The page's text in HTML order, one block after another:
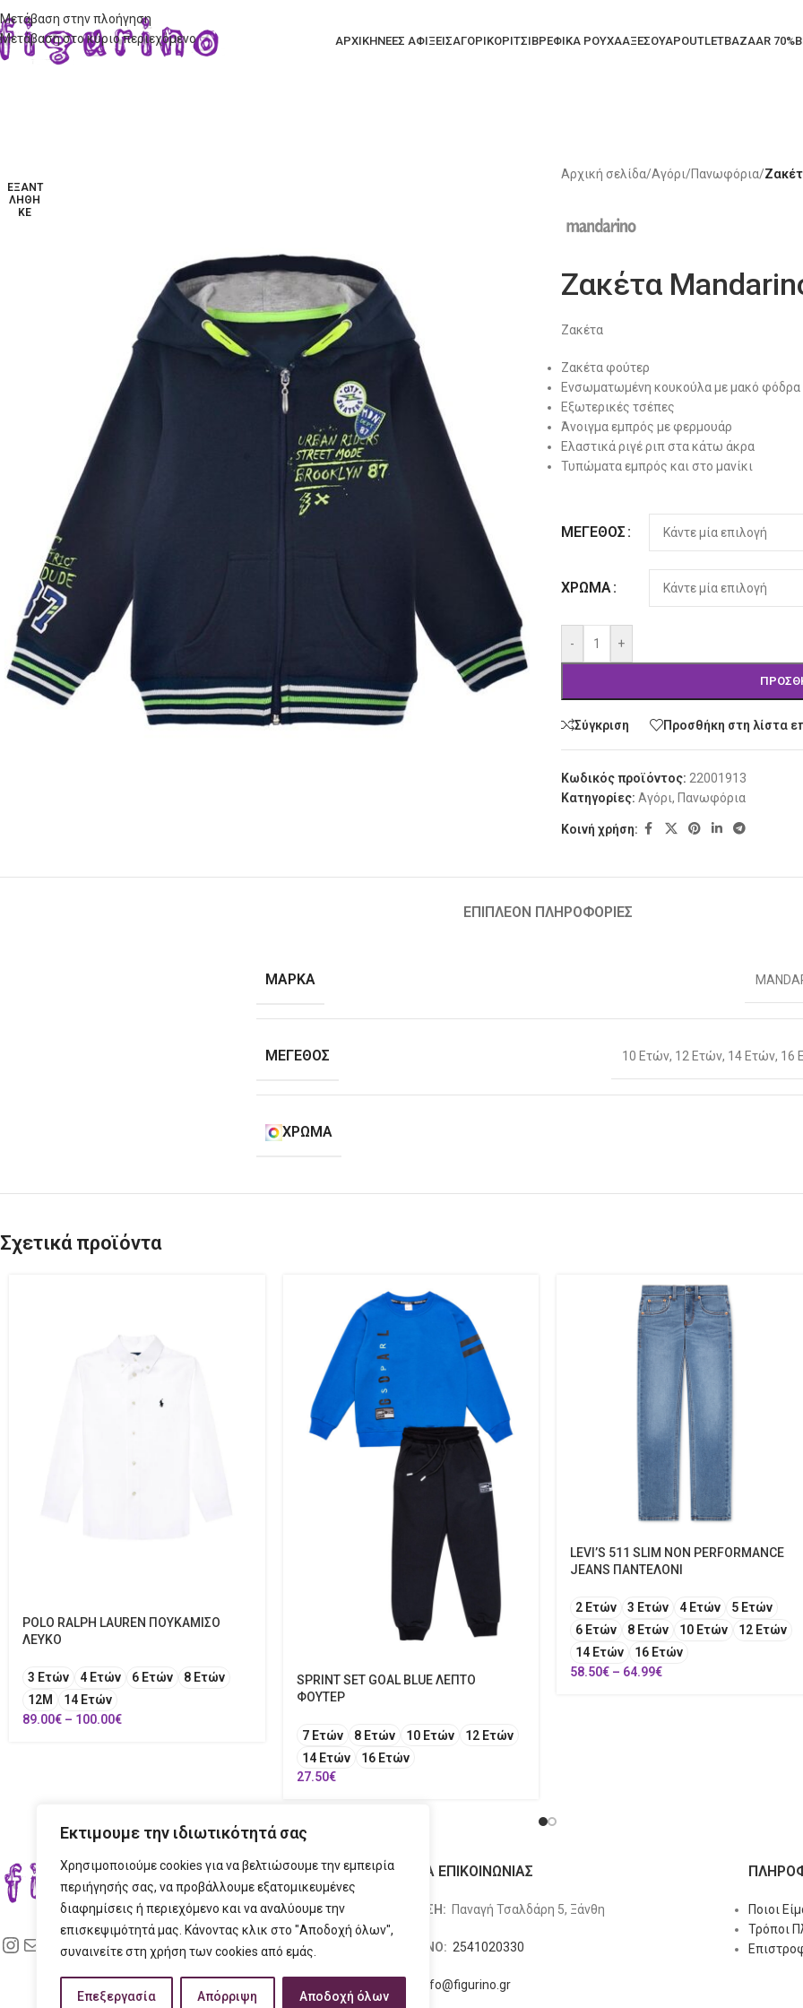
Εκτιμουμε την ιδιωτικότητά σας
Χρησιμοποιούμε cookies για να βελτιώσουμε την εμπειρία
περιήγησής σας, να προβάλλουμε εξατομικευμένες
διαφημίσεις ή περιεχόμενο και να αναλύουμε την
επισκεψιμότητά μας. Κάνοντας κλικ στο "Αποδοχή όλων",
συναινείτε στη χρήση των cookies από εμάς.
Επεξεργασία Απόρριψη Αποδοχή όλων
Μετάβαση στην πλοήγηση
Μετάβαση στο κύριο περιεχόμενο
ΑΡΧΙΚΗΝΕΕΣ ΑΦΙΞΕΙΣΑΓΟΡΙΚΟΡΙΤΣΙΒΡΕΦΙΚΑ ΡΟΥΧΑΑΞΕΣΟΥΑΡOUTLETBAZAAR 70%
ΕΞΑΝΤ
ΛΉΘΗ
ΚΕ
Αρχική σελίδα/Αγόρι/Πανωφόρια/
Ζακέτα
Ζακέτα
Ζακέτα φούτερ
Ενσωματωμένη κουκούλα με μακό φόδρα
Εξωτερικές τσέπες
Άνοιγμα εμπρός με φερμουάρ
Ελαστικά ριγέ ριπ στα κάτω άκρα
Τυπώματα εμπρός και στο μανίκι
ΜΈΓΕΘΟΣ
ΧΡΏΜΑ
- +
Alternative:
Σύγκριση Προσθήκη στη λίστα
Κωδικός προϊόντος: 22001913
Κατηγορίες: Αγόρι, Πανωφόρια
Κοινή χρήση:
ΕΠΙΠΛΈΟΝ ΠΛΗΡΟΦΟΡΊΕΣ
ΜΆΡΚΑ
ΜΈΓΕΘΟΣ 10 Ετών, 12 Ετών, 14 Ετών, 16
ΧΡΏΜΑ
Σχετικά προϊόντα
POLO RALPH LAUREN ΠΟΥΚΑΜΙΣΟ
ΛΕΥΚΟ
3 Ετών 4 Ετών 6 Ετών
8 Ετών
12Μ
14 Ετών
89.00€ – 100.00€
SPRINT SET GOAL BLUE ΛΕΠΤΟ
ΦΟΥΤΕΡ
7 Ετών 8 Ετών 10 Ετών
12 Ετών
14 Ετών
16 Ετών
27.50€
LEVI’S 511 SLIM NON PERFORMANCE
JEANS ΠΑΝΤΕΛΟΝΙ
2 Ετών 3 Ετών 4 Ετών
5 Ετών
6 Ετών
8 Ετών 10 Ετών
12 Ετών
14 Ετών
16 Ετών
58.50€ – 64.99€
ΣΤΟΙΧΕΙΑ ΕΠΙΚΟΙΝΩΝΙΑΣ
ΔΙΕΥΘΥΝΣΗ: Παναγή Τσαλδάρη 5, Ξάνθη
ΤΗΛΕΦΩΝΟ: 2541020330
info@figurino.gr
Ποιοι
Τρόποι